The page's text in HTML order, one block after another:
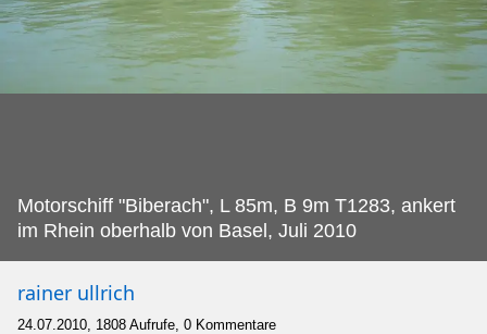
Motorschiff "Biberach", L 85m, B 9m T1283, ankert
im Rhein oberhalb von Basel, Juli 2010
rainer ullrich
24.07.2010, 1808 Aufrufe, 0 Kommentare